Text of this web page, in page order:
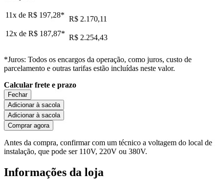
11x de R$ 197,28* R$ 2.170,11
12x de R$ 187,87* R$ 2.254,43
*Juros: Todos os encargos da operação, como juros, custo de
parcelamento e outras tarifas estão incluídas neste valor.
Calcular frete e prazo
Fechar
Adicionar à sacola
Adicionar à sacola
Comprar agora
Antes da compra, confirmar com um técnico a voltagem do local de
instalação, que pode ser 110V, 220V ou 380V.
Informações da loja